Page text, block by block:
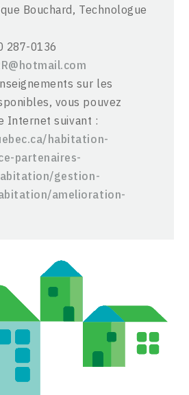
Bouchard, Technologue
287-0136
sur les
vous pouvez
Internet suivant :
habitation-
partenaires-
gestion-
amelioration-